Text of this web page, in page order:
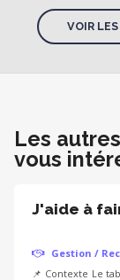
VOIR
Les
vous
J'aide à
Gestion /
📌 Contexte Le